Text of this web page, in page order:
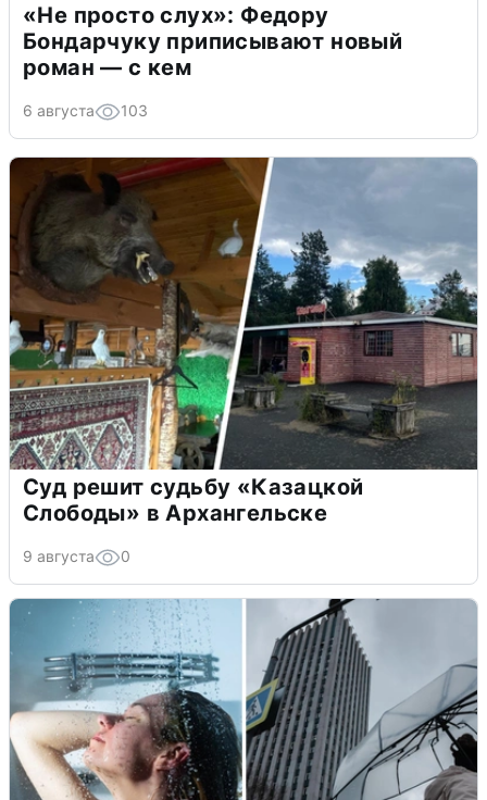
«Не просто слух»: Федору
Бондарчуку приписывают новый
роман — с кем
6 августа 103
Суд решит судьбу «Казацкой
Слободы» в Архангельске
9 августа 0